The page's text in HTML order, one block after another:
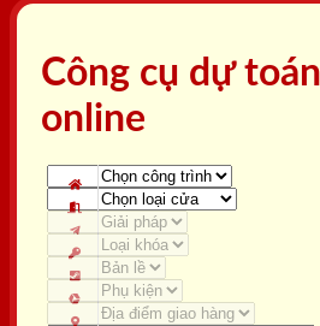
Công cụ dự
online